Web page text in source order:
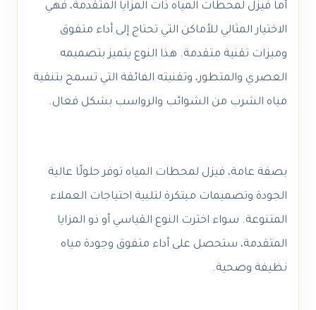
أما فيزل لمحطات المياه ذات المزايا المتقدمة، فهي
الاختيار المثالي للأماكن التي تحتاج إلى أداء متفوق
وميزات تقنية متقدمة. هذا النوع يتميز بتصميمه
العصري والمتطور، وتقنيته الفائقة التي تسمح بتنقية
مياه الشرب من الشوائب والرواسب بشكل فعال.
بصفة عامة، فيزل لمحطات المياه توفر حلولًا عالية
الجودة وتصميمات مبتكرة لتلبية احتياجات العملاء
المتنوعة. سواء اخترت النوع القياسي أو ذو المزايا
المتقدمة، ستحصل على أداء متفوق وجودة مياه
نظيفة وصحية.